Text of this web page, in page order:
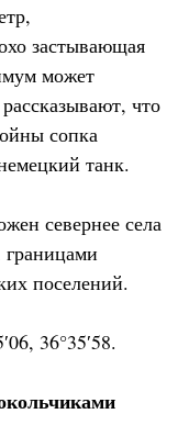
застывающая
может
что
сопка
танк.
севернее села
поселений.
36°35′58.